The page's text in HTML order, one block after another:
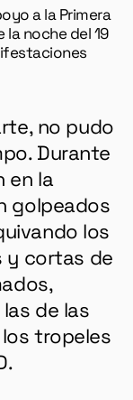
a la Primera
la noche del 19
no pudo
Durante
en la
golpeados
los
y cortas de
de las
tropeles